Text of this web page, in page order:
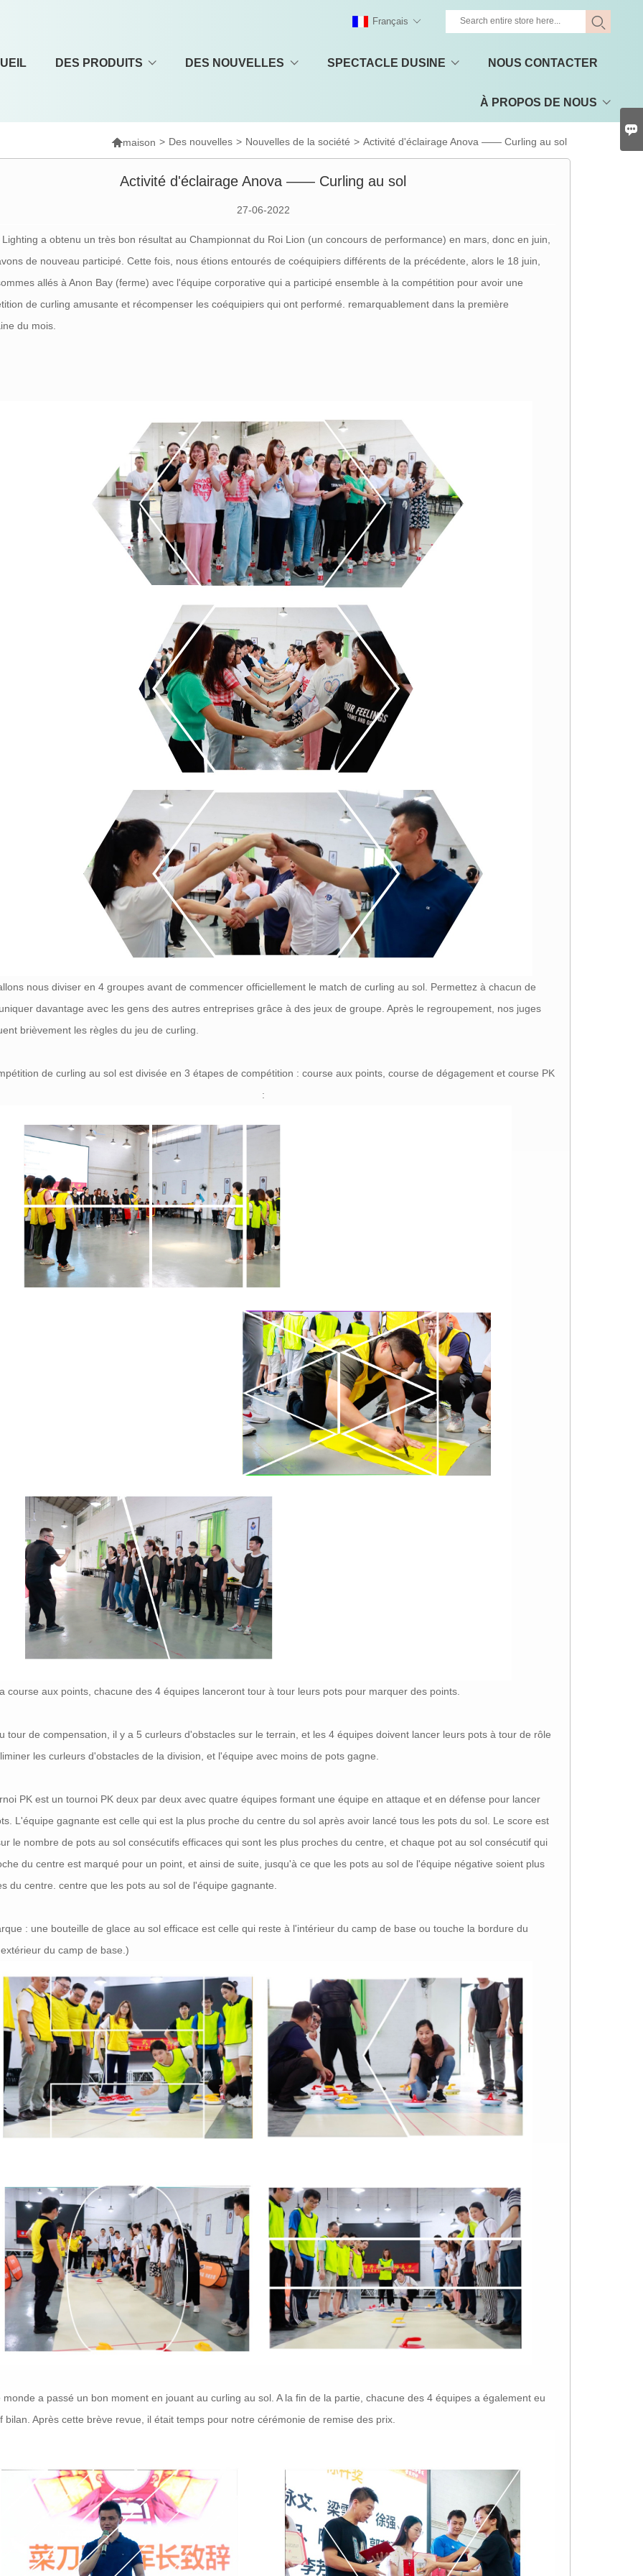
DES PRODUITS DES NOUVELLES SPECTACLE DUSINE NOUS CONTACTER
À PROPOS DE NOUS
Français
maison > Des nouvelles > Nouvelles de la société > Activité d'éclairage Anova —— Curling au sol
Activité d'éclairage Anova —— Curling au sol
27-06-2022
Lighting a obtenu un très bon résultat au Championnat du Roi Lion (un concours de performance) en mars, donc en juin,
de nouveau participé. Cette fois, nous étions entourés de coéquipiers différents de la précédente, alors le 18 juin,
allés à Anon Bay (ferme) avec l'équipe corporative qui a participé ensemble à la compétition pour avoir une
de curling amusante et récompenser les coéquipiers qui ont performé. remarquablement dans la première
du mois.
nous diviser en 4 groupes avant de commencer officiellement le match de curling au sol. Permettez à chacun de
davantage avec les gens des autres entreprises grâce à des jeux de groupe. Après le regroupement, nos juges
brièvement les règles du jeu de curling.
de curling au sol est divisée en 3 étapes de compétition : course aux points, course de dégagement et course PK
:
course aux points, chacune des 4 équipes lanceront tour à tour leurs pots pour marquer des points.
tour de compensation, il y a 5 curleurs d'obstacles sur le terrain, et les 4 équipes doivent lancer leurs pots à tour de rôle
les curleurs d'obstacles de la division, et l'équipe avec moins de pots gagne.
PK est un tournoi PK deux par deux avec quatre équipes formant une équipe en attaque et en défense pour lancer
L'équipe gagnante est celle qui est la plus proche du centre du sol après avoir lancé tous les pots du sol. Le score est
le nombre de pots au sol consécutifs efficaces qui sont les plus proches du centre, et chaque pot au sol consécutif qui
du centre est marqué pour un point, et ainsi de suite, jusqu'à ce que les pots au sol de l'équipe négative soient plus
du centre. centre que les pots au sol de l'équipe gagnante.
: une bouteille de glace au sol efficace est celle qui reste à l'intérieur du camp de base ou touche la bordure du
du camp de base.)
monde a passé un bon moment en jouant au curling au sol. A la fin de la partie, chacune des 4 équipes a également eu
bilan. Après cette brève revue, il était temps pour notre cérémonie de remise des prix.
